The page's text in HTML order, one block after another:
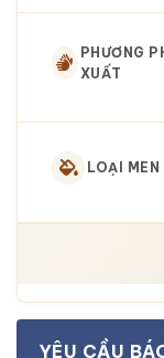
PHƯƠNG
XUẤT
LOẠI MEN
YÊU CẦU